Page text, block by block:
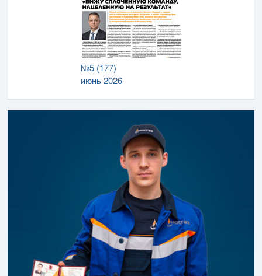
№5 (177)
июнь 2026